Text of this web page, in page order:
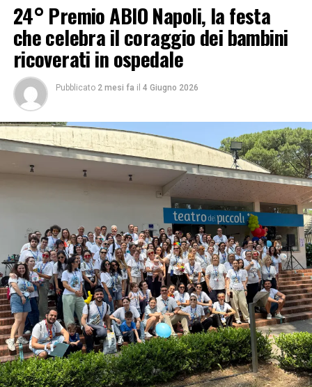
24° Premio ABIO Napoli, la festa
che celebra il coraggio dei bambini
ricoverati in ospedale
Pubblicato 2 mesi fa il 4 Giugno 2026